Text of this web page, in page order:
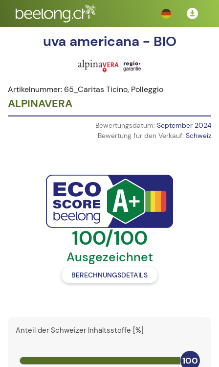
uva americana - BIO
Artikelnummer: 65_Caritas Ticino, Polleggio
ALPINAVERA
Bewertungsdatum: September 2024
Bewertung für den Verkauf: Schweiz
100/100
Ausgezeichnet
BERECHNUNGSDETAILS
Anteil der Schweizer Inhaltsstoffe [%]
100